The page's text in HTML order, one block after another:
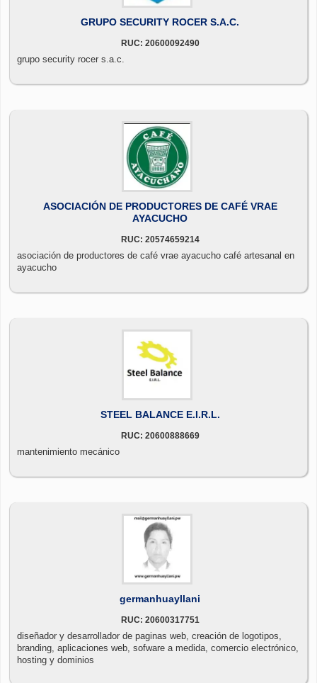
GRUPO SECURITY ROCER S.A.C.
RUC: 20600092490
grupo security rocer s.a.c.
ASOCIACIÓN DE PRODUCTORES DE CAFÉ VRAE
AYACUCHO
RUC: 20574659214
asociación de productores de café vrae ayacucho café artesanal en
ayacucho
STEEL BALANCE E.I.R.L.
RUC: 20600888669
mantenimiento mecánico
germanhuayllani
RUC: 20600317751
diseñador y desarrollador de paginas web, creación de logotipos,
branding, aplicaciones web, sofware a medida, comercio electrónico,
hosting y dominios